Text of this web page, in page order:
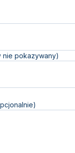
nie pokazywany)